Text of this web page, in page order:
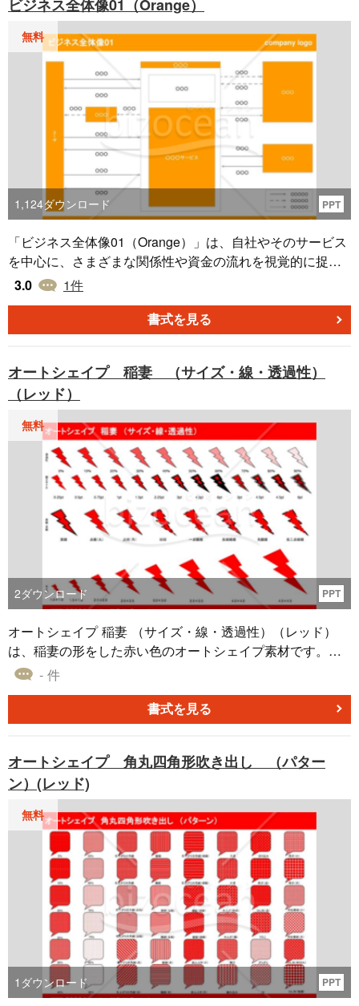
ビジネス全体像01（Orange）
無料
1,124ダウンロード PPT
「ビジネス全体像01（Orange）」は、自社やそのサービス
を中心に、さまざまな関係性や資金の流れを視覚的に捉え
ることができる、橙色（オレンジ）のパワーポイントテン
多面的な側面を総合的に評価する場で特に役立ちます。本
テンプレートでは、自社を核としたビジネスエコシステム
状況も同時に記録できます。
3.0 1件
書式を見る
オートシェイプ 稲妻 （サイズ・線・透過性）
（レッド）
無料
2ダウンロード PPT
オートシェイプ 稲妻 （サイズ・線・透過性）（レッド）
は、稲妻の形をした赤い色のオートシェイプ素材です。こ
の素材は、サイズや線の太さ、種類、そして透過性をさま
成の際に多様なシチュエーションやニーズに合わせてカス
タマイズすることができます。特に、パワーポイントやエ
ンテーションやレポート作成時に、強調やアクセントとし
て用いることができます。
- 件
書式を見る
オートシェイプ 角丸四角形吹き出し （パター
ン）(レッド)
無料
1 ダウンロード PPT